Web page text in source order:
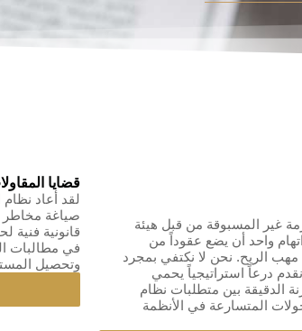
غير المسبوقة من قبل هيئة
واحد أن يضع عقوداً من
مهب الريح. نحن لا نكتفي بمجرد
نقدم درعاً استراتيجياً يحمي
الدقيقة بين متطلبات نظام
المتسارعة في الأنظمة
قضايا
صياغة مخاطر
قانونية فنية
في مطالبات
وتحصيل